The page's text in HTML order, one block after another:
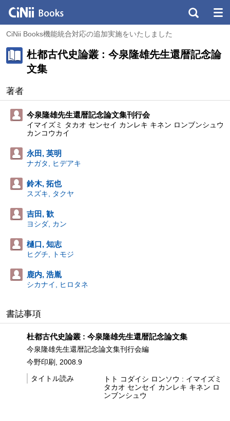
CiNii Books機能統合対応の追加実施をいたしました
杜都古代史論叢 : 今泉隆雄先生還暦記念論
文集
著者
今泉隆雄先生還暦記念論文集刊行会
イマイズミ タカオ センセイ カンレキ キネン ロンブンシュウ
カンコウカイ
永田, 英明
ナガタ, ヒデアキ
鈴木, 拓也
スズキ, タクヤ
吉田, 歓
ヨシダ, カン
樋口, 知志
ヒグチ, トモジ
鹿内, 浩胤
シカナイ, ヒロタネ
書誌事項
杜都古代史論叢 : 今泉隆雄先生還暦記念論文集
今泉隆雄先生還暦記念論文集刊行会編
今野印刷, 2008.9
タイトル読み
トト コダイシ ロンソウ : イマイズミ
タカオ センセイ カンレキ キネン ロ
ンブンシュウ